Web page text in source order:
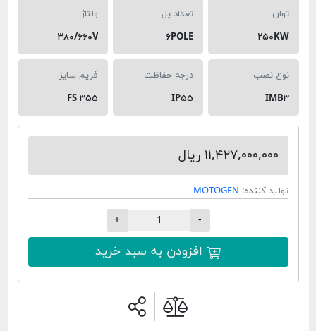
۲۵۰KW
تعداد پل
۶POLE
۳۸۰/۶۶۰V
نوع نصب
IMB۳
درجه حفاظت
IP۵۵
فریم سایز
FS ۳۵۵
۱۱,۴۲۷,۰۰۰,۰۰۰ ریال
تولید کننده: MOTOGEN
افزودن به سبد خرید